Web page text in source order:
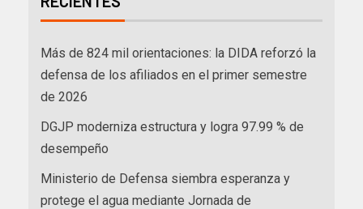
Más de 824 mil orientaciones: la DIDA reforzó la
defensa de los afiliados en el primer semestre
de 2026
DGJP moderniza estructura y logra 97.99 % de
desempeño
Ministerio de Defensa siembra esperanza y
protege el agua mediante Jornada de